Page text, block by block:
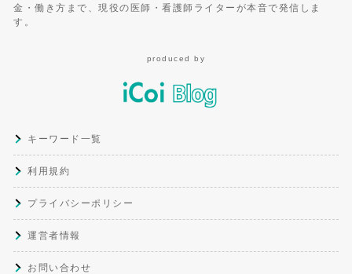
金・働き方まで、現役の医師・看護師ライターが本音で発信しま
す。
produced by
キーワード一覧
利用規約
プライバシーポリシー
運営者情報
お問い合わせ